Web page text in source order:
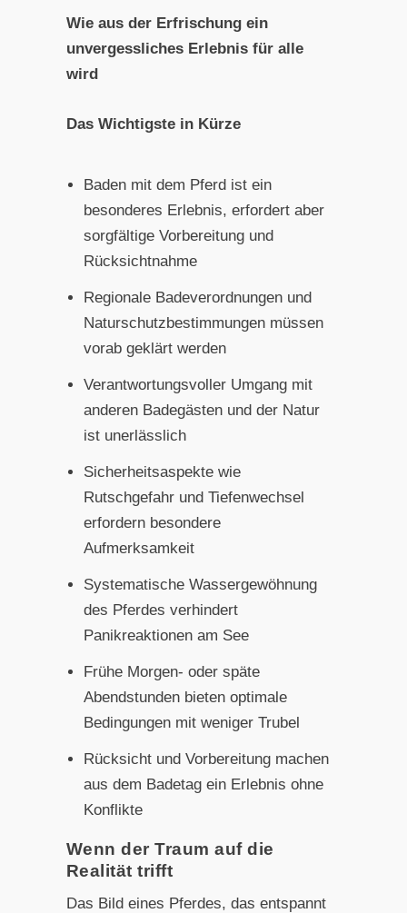
Wie aus der Erfrischung ein
unvergessliches Erlebnis für alle
wird
Das Wichtigste in Kürze
Baden mit dem Pferd ist ein
besonderes Erlebnis, erfordert aber
sorgfältige Vorbereitung und
Rücksichtnahme
Regionale Badeverordnungen und
Naturschutzbestimmungen müssen
vorab geklärt werden
Verantwortungsvoller Umgang mit
anderen Badegästen und der Natur
ist unerlässlich
Sicherheitsaspekte wie
Rutschgefahr und Tiefenwechsel
erfordern besondere
Aufmerksamkeit
Systematische Wassergewöhnung
des Pferdes verhindert
Panikreaktionen am See
Frühe Morgen- oder späte
Abendstunden bieten optimale
Bedingungen mit weniger Trubel
Rücksicht und Vorbereitung machen
aus dem Badetag ein Erlebnis ohne
Konflikte
Wenn der Traum auf die
Realität trifft
Das Bild eines Pferdes, das entspannt